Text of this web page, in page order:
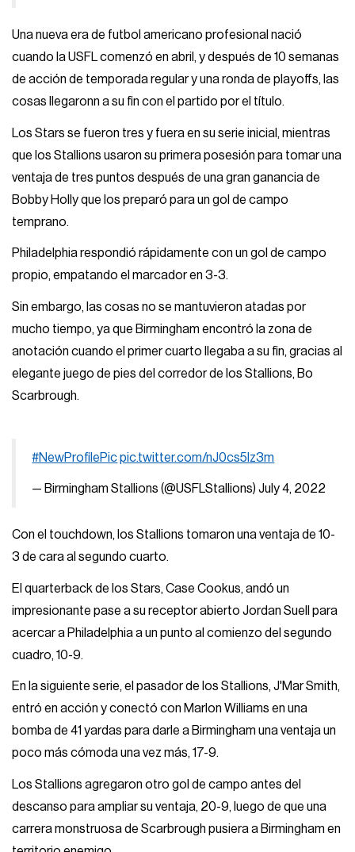
Una nueva era de futbol americano profesional nació
cuando la USFL comenzó en abril, y después de 10 semanas
de acción de temporada regular y una ronda de playoffs, las
cosas llegaronn a su fin con el partido por el título.
Los Stars se fueron tres y fuera en su serie inicial, mientras
que los Stallions usaron su primera posesión para tomar una
ventaja de tres puntos después de una gran ganancia de
Bobby Holly que los preparó para un gol de campo
temprano.
Philadelphia respondió rápidamente con un gol de campo
propio, empatando el marcador en 3-3.
Sin embargo, las cosas no se mantuvieron atadas por
mucho tiempo, ya que Birmingham encontró la zona de
anotación cuando el primer cuarto llegaba a su fin, gracias al
elegante juego de pies del corredor de los Stallions, Bo
Scarbrough.
#NewProfilePic pic.twitter.com/nJ0cs5lz3m
— Birmingham Stallions (@USFLStallions)July 4, 2022
Con el touchdown, los Stallions tomaron una ventaja de 10-
3 de cara al segundo cuarto.
El quarterback de los Stars, Case Cookus, andó un
impresionante pase a su receptor abierto Jordan Suell para
acercar a Philadelphia a un punto al comienzo del segundo
cuadro, 10-9.
En la siguiente serie, el pasador de los Stallions, J'Mar Smith,
entró en acción y conectó con Marlon Williams en una
bomba de 41 yardas para darle a Birmingham una ventaja un
poco más cómoda una vez más, 17-9.
Los Stallions agregaron otro gol de campo antes del
descanso para ampliar su ventaja, 20-9, luego de que una
carrera monstruosa de Scarbrough pusiera a Birmingham en